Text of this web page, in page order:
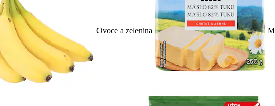
Ovoce a zelenina